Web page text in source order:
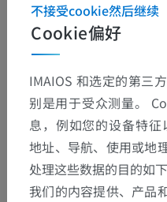
人体解剖学1
系统解剖学> 心血管系
奇静脉> 脊柱静脉>
底层结构：这个解剖部
Cookie偏好
不接受cookie然后继续
IMAIOS 和选定的第三
别是用于受众测量。
息，例如您的设备特
地址、导航、使用或地
处理这些数据的目的如
我们的内容提供、产品